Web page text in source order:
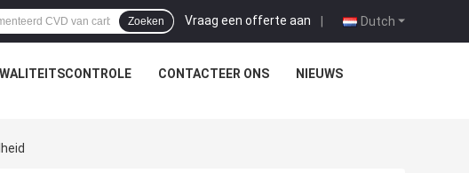
Dutch
Vraag een offerte aan |
Zoeken
CONTACTEER ONS NIEUWS